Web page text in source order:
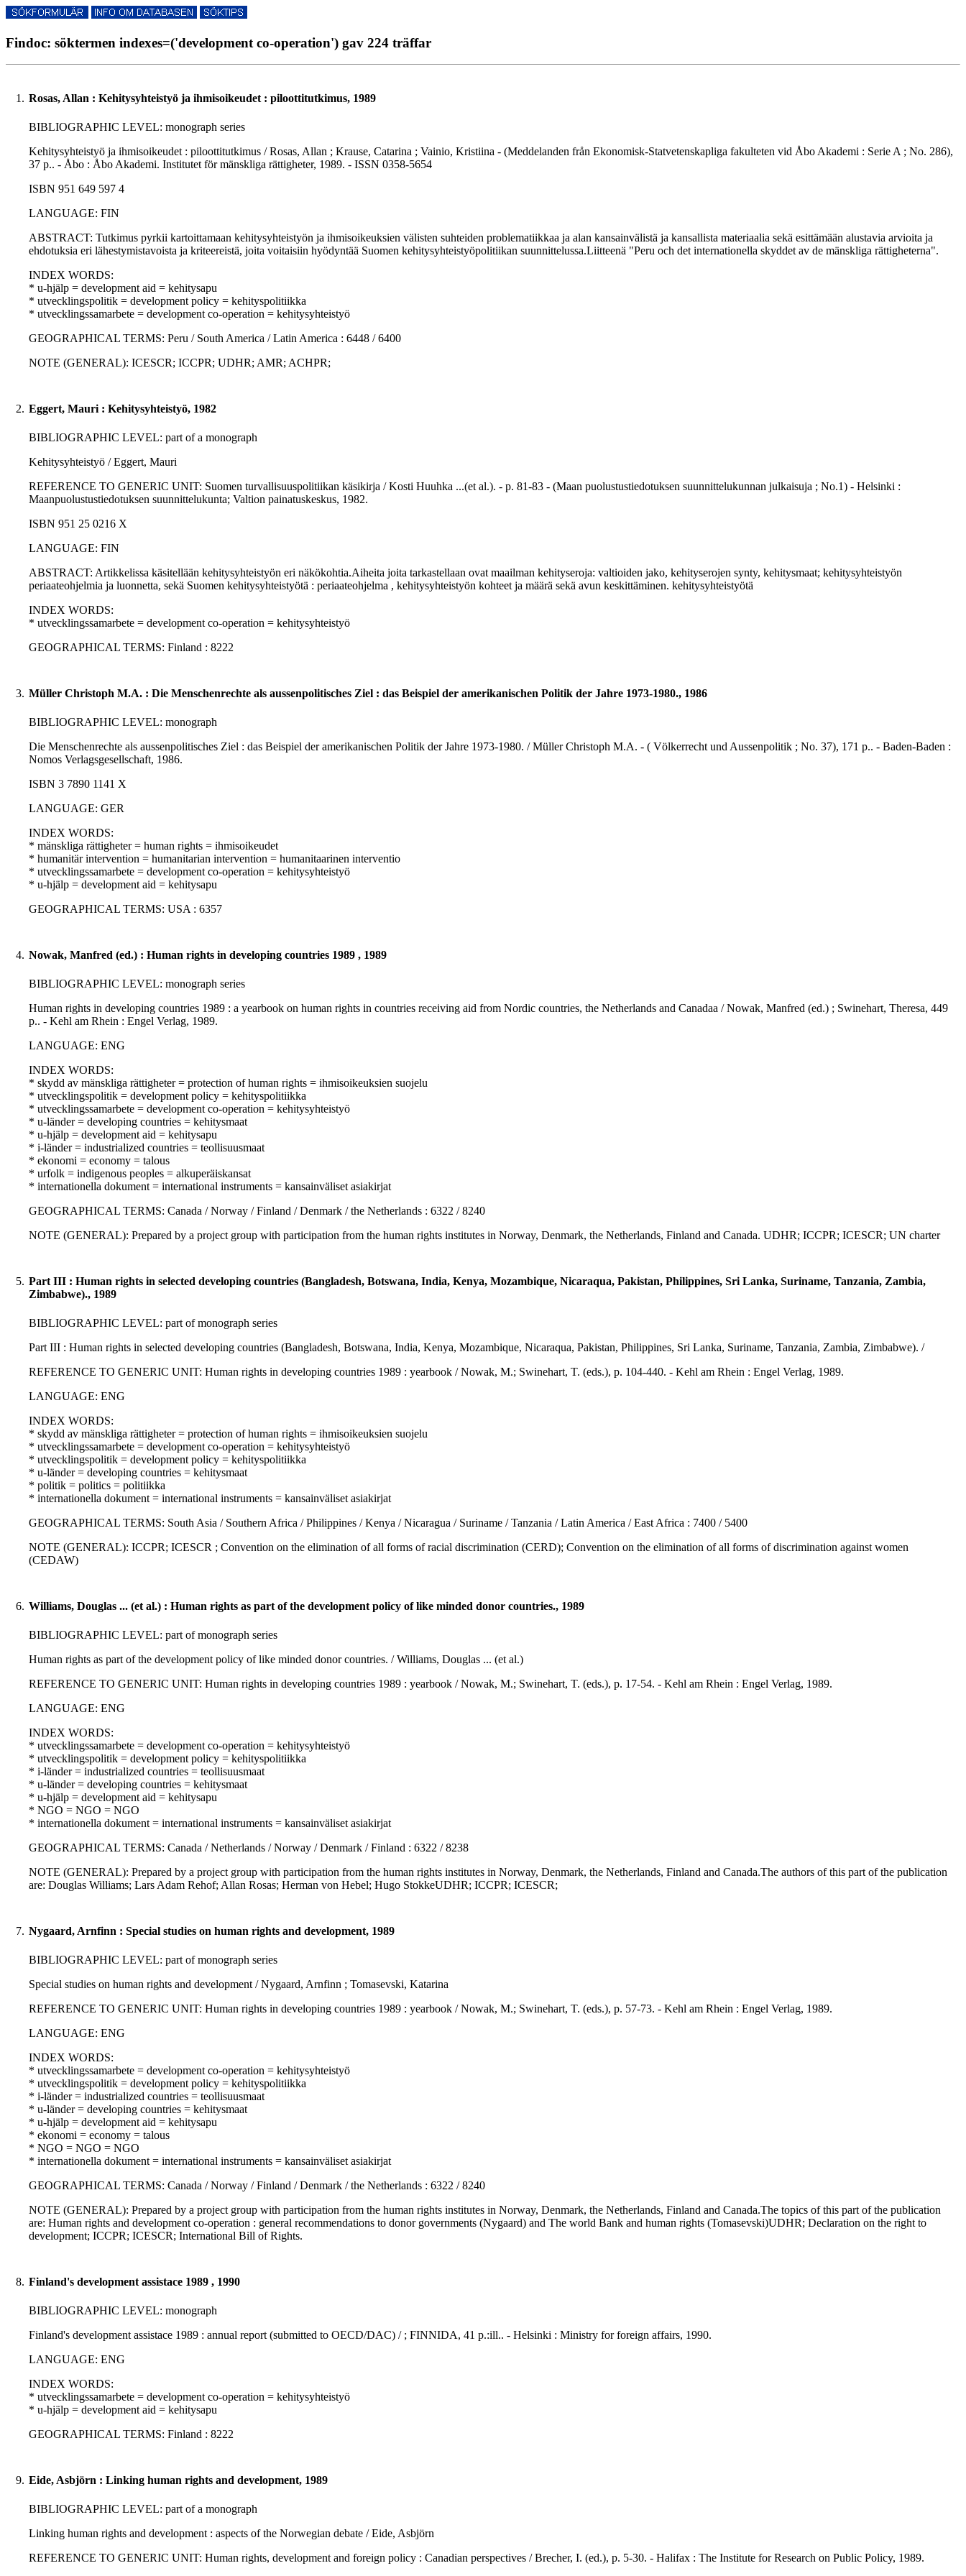
Findoc: söktermen indexes=('development co-operation') gav 224 träffar
1. Rosas, Allan : Kehitysyhteistyö ja ihmisoikeudet : piloottitutkimus, 1989
BIBLIOGRAPHIC LEVEL: monograph series
Kehitysyhteistyö ja ihmisoikeudet : piloottitutkimus / Rosas, Allan ; Krause, Catarina ; Vainio, Kristiina - (Meddelanden från Ekonomisk-Statvetenskapliga fakulteten vid Åbo Akademi : Serie A ; No. 286),
37 p.. - Åbo : Åbo Akademi. Institutet för mänskliga rättigheter, 1989. - ISSN 0358-5654
ISBN 951 649 597 4
LANGUAGE: FIN
ABSTRACT: Tutkimus pyrkii kartoittamaan kehitysyhteistyön ja ihmisoikeuksien välisten suhteiden problematiikkaa ja alan kansainvälistä ja kansallista materiaalia sekä esittämään alustavia arvioita ja
ehdotuksia eri lähestymistavoista ja kriteereistä, joita voitaisiin hyödyntää Suomen kehitysyhteistyöpolitiikan suunnittelussa.Liitteenä "Peru och det internationella skyddet av de mänskliga rättigheterna".
INDEX WORDS:
* u-hjälp = development aid = kehitysapu
* utvecklingspolitik = development policy = kehityspolitiikka
* utvecklingssamarbete = development co-operation = kehitysyhteistyö
GEOGRAPHICAL TERMS: Peru / South America / Latin America : 6448 / 6400
NOTE (GENERAL): ICESCR; ICCPR; UDHR; AMR; ACHPR;
2. Eggert, Mauri : Kehitysyhteistyö, 1982
BIBLIOGRAPHIC LEVEL: part of a monograph
Kehitysyhteistyö / Eggert, Mauri
REFERENCE TO GENERIC UNIT: Suomen turvallisuuspolitiikan käsikirja / Kosti Huuhka ...(et al.). - p. 81-83 - (Maan puolustustiedotuksen suunnittelukunnan julkaisuja ; No.1) - Helsinki :
Maanpuolustustiedotuksen suunnittelukunta; Valtion painatuskeskus, 1982.
ISBN 951 25 0216 X
LANGUAGE: FIN
ABSTRACT: Artikkelissa käsitellään kehitysyhteistyön eri näkökohtia.Aiheita joita tarkastellaan ovat maailman kehityseroja: valtioiden jako, kehityserojen synty, kehitysmaat; kehitysyhteistyön
periaateohjelmia ja luonnetta, sekä Suomen kehitysyhteistyötä : periaateohjelma , kehitysyhteistyön kohteet ja määrä sekä avun keskittäminen. kehitysyhteistyötä
INDEX WORDS:
* utvecklingssamarbete = development co-operation = kehitysyhteistyö
GEOGRAPHICAL TERMS: Finland : 8222
3. Müller Christoph M.A. : Die Menschenrechte als aussenpolitisches Ziel : das Beispiel der amerikanischen Politik der Jahre 1973-1980., 1986
BIBLIOGRAPHIC LEVEL: monograph
Die Menschenrechte als aussenpolitisches Ziel : das Beispiel der amerikanischen Politik der Jahre 1973-1980. / Müller Christoph M.A. - ( Völkerrecht und Aussenpolitik ; No. 37), 171 p.. - Baden-Baden :
Nomos Verlagsgesellschaft, 1986.
ISBN 3 7890 1141 X
LANGUAGE: GER
INDEX WORDS:
* mänskliga rättigheter = human rights = ihmisoikeudet
* humanitär intervention = humanitarian intervention = humanitaarinen interventio
* utvecklingssamarbete = development co-operation = kehitysyhteistyö
* u-hjälp = development aid = kehitysapu
GEOGRAPHICAL TERMS: USA : 6357
4. Nowak, Manfred (ed.) : Human rights in developing countries 1989 , 1989
BIBLIOGRAPHIC LEVEL: monograph series
Human rights in developing countries 1989 : a yearbook on human rights in countries receiving aid from Nordic countries, the Netherlands and Canadaa / Nowak, Manfred (ed.) ; Swinehart, Theresa, 449
p.. - Kehl am Rhein : Engel Verlag, 1989.
LANGUAGE: ENG
INDEX WORDS:
* skydd av mänskliga rättigheter = protection of human rights = ihmisoikeuksien suojelu
* utvecklingspolitik = development policy = kehityspolitiikka
* utvecklingssamarbete = development co-operation = kehitysyhteistyö
* u-länder = developing countries = kehitysmaat
* u-hjälp = development aid = kehitysapu
* i-länder = industrialized countries = teollisuusmaat
* ekonomi = economy = talous
* urfolk = indigenous peoples = alkuperäiskansat
* internationella dokument = international instruments = kansainväliset asiakirjat
GEOGRAPHICAL TERMS: Canada / Norway / Finland / Denmark / the Netherlands : 6322 / 8240
NOTE (GENERAL): Prepared by a project group with participation from the human rights institutes in Norway, Denmark, the Netherlands, Finland and Canada. UDHR; ICCPR; ICESCR; UN charter
5. Part III : Human rights in selected developing countries (Bangladesh, Botswana, India, Kenya, Mozambique, Nicaraqua, Pakistan, Philippines, Sri Lanka, Suriname, Tanzania, Zambia,
Zimbabwe)., 1989
BIBLIOGRAPHIC LEVEL: part of monograph series
Part III : Human rights in selected developing countries (Bangladesh, Botswana, India, Kenya, Mozambique, Nicaraqua, Pakistan, Philippines, Sri Lanka, Suriname, Tanzania, Zambia, Zimbabwe). /
REFERENCE TO GENERIC UNIT: Human rights in developing countries 1989 : yearbook / Nowak, M.; Swinehart, T. (eds.), p. 104-440. - Kehl am Rhein : Engel Verlag, 1989.
LANGUAGE: ENG
INDEX WORDS:
* skydd av mänskliga rättigheter = protection of human rights = ihmisoikeuksien suojelu
* utvecklingssamarbete = development co-operation = kehitysyhteistyö
* utvecklingspolitik = development policy = kehityspolitiikka
* u-länder = developing countries = kehitysmaat
* politik = politics = politiikka
* internationella dokument = international instruments = kansainväliset asiakirjat
GEOGRAPHICAL TERMS: South Asia / Southern Africa / Philippines / Kenya / Nicaragua / Suriname / Tanzania / Latin America / East Africa : 7400 / 5400
NOTE (GENERAL): ICCPR; ICESCR ; Convention on the elimination of all forms of racial discrimination (CERD); Convention on the elimination of all forms of discrimination against women
(CEDAW)
6. Williams, Douglas ... (et al.) : Human rights as part of the development policy of like minded donor countries., 1989
BIBLIOGRAPHIC LEVEL: part of monograph series
Human rights as part of the development policy of like minded donor countries. / Williams, Douglas ... (et al.)
REFERENCE TO GENERIC UNIT: Human rights in developing countries 1989 : yearbook / Nowak, M.; Swinehart, T. (eds.), p. 17-54. - Kehl am Rhein : Engel Verlag, 1989.
LANGUAGE: ENG
INDEX WORDS:
* utvecklingssamarbete = development co-operation = kehitysyhteistyö
* utvecklingspolitik = development policy = kehityspolitiikka
* i-länder = industrialized countries = teollisuusmaat
* u-länder = developing countries = kehitysmaat
* u-hjälp = development aid = kehitysapu
* NGO = NGO = NGO
* internationella dokument = international instruments = kansainväliset asiakirjat
GEOGRAPHICAL TERMS: Canada / Netherlands / Norway / Denmark / Finland : 6322 / 8238
NOTE (GENERAL): Prepared by a project group with participation from the human rights institutes in Norway, Denmark, the Netherlands, Finland and Canada.The authors of this part of the publication
are: Douglas Williams; Lars Adam Rehof; Allan Rosas; Herman von Hebel; Hugo StokkeUDHR; ICCPR; ICESCR;
7. Nygaard, Arnfinn : Special studies on human rights and development, 1989
BIBLIOGRAPHIC LEVEL: part of monograph series
Special studies on human rights and development / Nygaard, Arnfinn ; Tomasevski, Katarina
REFERENCE TO GENERIC UNIT: Human rights in developing countries 1989 : yearbook / Nowak, M.; Swinehart, T. (eds.), p. 57-73. - Kehl am Rhein : Engel Verlag, 1989.
LANGUAGE: ENG
INDEX WORDS:
* utvecklingssamarbete = development co-operation = kehitysyhteistyö
* utvecklingspolitik = development policy = kehityspolitiikka
* i-länder = industrialized countries = teollisuusmaat
* u-länder = developing countries = kehitysmaat
* u-hjälp = development aid = kehitysapu
* ekonomi = economy = talous
* NGO = NGO = NGO
* internationella dokument = international instruments = kansainväliset asiakirjat
GEOGRAPHICAL TERMS: Canada / Norway / Finland / Denmark / the Netherlands : 6322 / 8240
NOTE (GENERAL): Prepared by a project group with participation from the human rights institutes in Norway, Denmark, the Netherlands, Finland and Canada.The topics of this part of the publication
are: Human rights and development co-operation : general recommendations to donor governments (Nygaard) and The world Bank and human rights (Tomasevski)UDHR; Declaration on the right to
development; ICCPR; ICESCR; International Bill of Rights.
8. Finland's development assistace 1989 , 1990
BIBLIOGRAPHIC LEVEL: monograph
Finland's development assistace 1989 : annual report (submitted to OECD/DAC) / ; FINNIDA, 41 p.:ill.. - Helsinki : Ministry for foreign affairs, 1990.
LANGUAGE: ENG
INDEX WORDS:
* utvecklingssamarbete = development co-operation = kehitysyhteistyö
* u-hjälp = development aid = kehitysapu
GEOGRAPHICAL TERMS: Finland : 8222
9. Eide, Asbjörn : Linking human rights and development, 1989
BIBLIOGRAPHIC LEVEL: part of a monograph
Linking human rights and development : aspects of the Norwegian debate / Eide, Asbjörn
REFERENCE TO GENERIC UNIT: Human rights, development and foreign policy : Canadian perspectives / Brecher, I. (ed.), p. 5-30. - Halifax : The Institute for Research on Public Policy, 1989.